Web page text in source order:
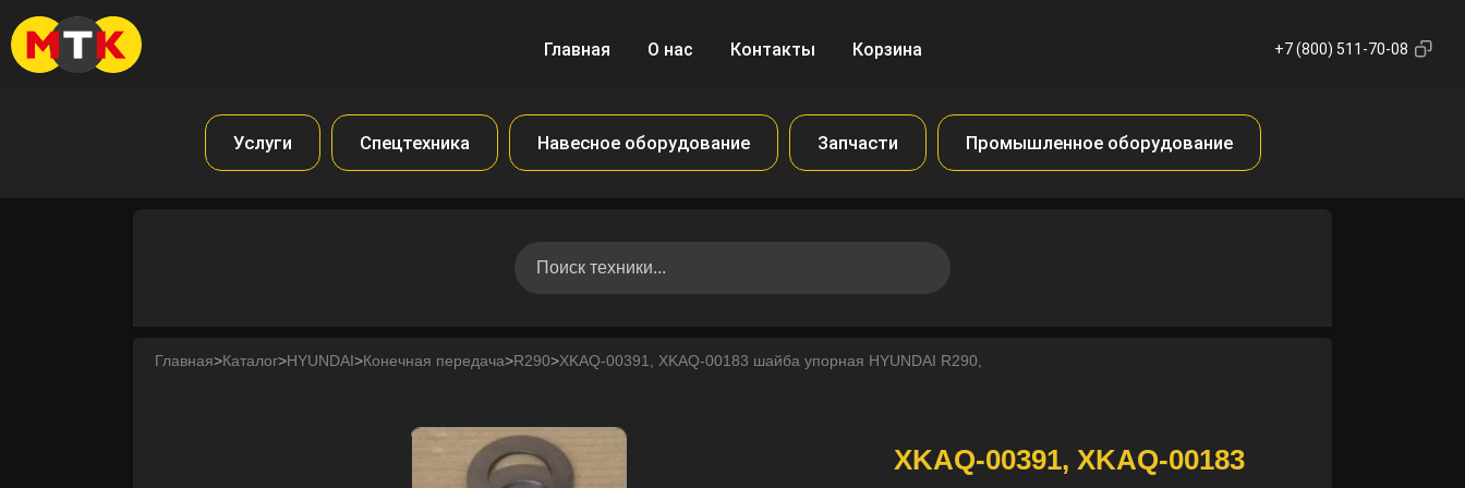
Главная О нас Контакты Корзина +7 (800) 511-70-08
Услуги Спецтехника Навесное оборудование Запчасти Промышленное оборудование
Главная>Каталог>HYUNDAI>Конечная передача>R290>XKAQ-00391, XKAQ-00183 шайба упорная HYUNDAI R290,
XKAQ-00391, XKAQ-00183